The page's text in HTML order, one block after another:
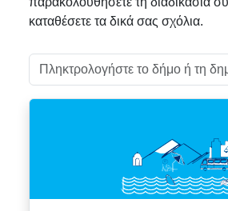
καταθέσετε τα δικά σας σχόλια.